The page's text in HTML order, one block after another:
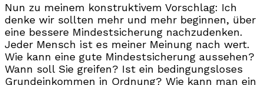
Nun zu meinem konstruktivem Vorschlag: Ich
denke wir sollten mehr und mehr beginnen, über
eine bessere Mindestsicherung nachzudenken.
Jeder Mensch ist es meiner Meinung nach wert.
Wie kann eine gute Mindestsicherung aussehen?
Wann soll Sie greifen? Ist ein bedingungsloses
Grundeinkommen in Ordnung? Wie kann man ein